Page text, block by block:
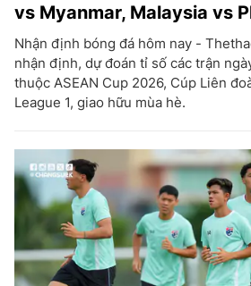
vs Myanmar, Malaysia vs
Nhận định bóng đá hôm nay -
nhận định, dự đoán tỉ số các trận
thuộc ASEAN Cup 2026, Cúp Liên
League 1, giao hữu mùa hè.